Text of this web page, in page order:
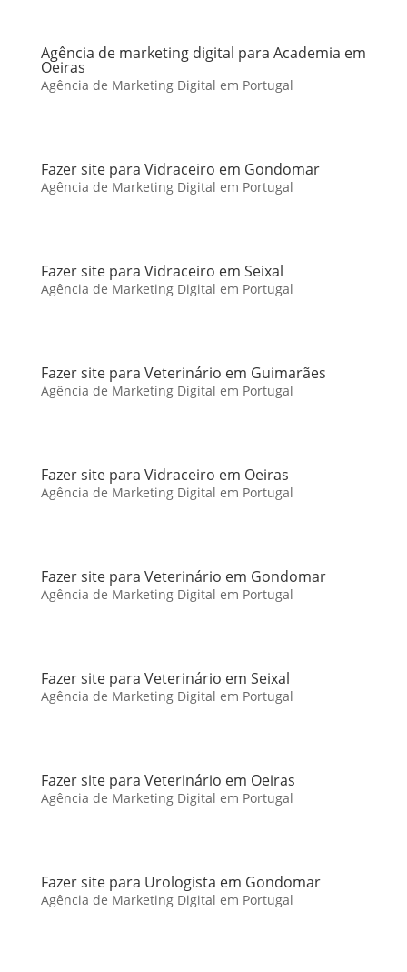
Agência de marketing digital para Academia em
Oeiras
Agência de Marketing Digital em Portugal
Fazer site para Vidraceiro em Gondomar
Agência de Marketing Digital em Portugal
Fazer site para Vidraceiro em Seixal
Agência de Marketing Digital em Portugal
Fazer site para Veterinário em Guimarães
Agência de Marketing Digital em Portugal
Fazer site para Vidraceiro em Oeiras
Agência de Marketing Digital em Portugal
Fazer site para Veterinário em Gondomar
Agência de Marketing Digital em Portugal
Fazer site para Veterinário em Seixal
Agência de Marketing Digital em Portugal
Fazer site para Veterinário em Oeiras
Agência de Marketing Digital em Portugal
Fazer site para Urologista em Gondomar
Agência de Marketing Digital em Portugal